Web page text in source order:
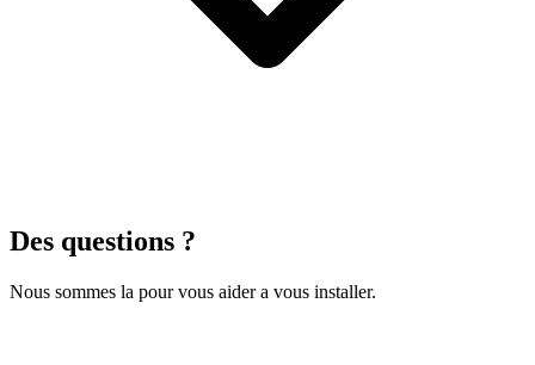
Des questions ?
Nous sommes la pour vous aider a vous installer.